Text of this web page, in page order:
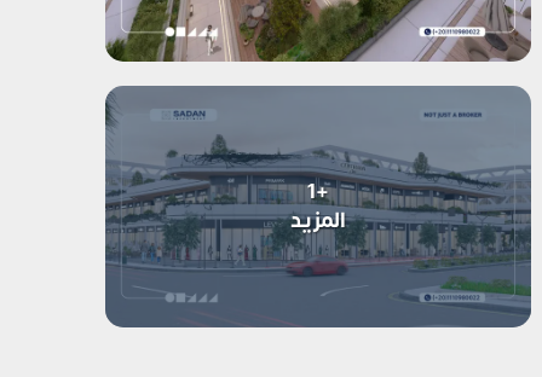
+1
المزيد